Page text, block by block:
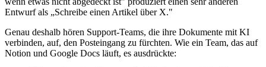
Entwurf als „Schreibe einen Artikel über X."
Genau deshalb hören Support-Teams, die ihre Dokumente mit KI
verbinden, auf, den Posteingang zu fürchten. Wie ein Team, das auf
Notion und Google Docs läuft, es ausdrückte: